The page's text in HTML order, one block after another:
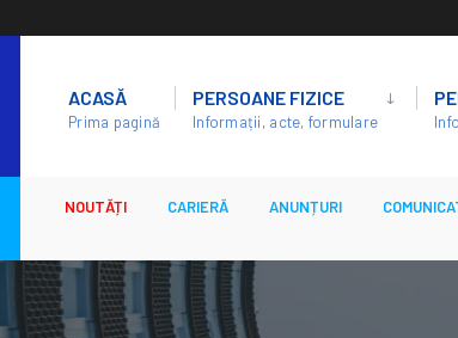
ACASĂ
Prima pagină
PERSOANE FIZICE
Informații, acte, formulare
NOUTĂȚI CARIERĂ ANUNȚURI